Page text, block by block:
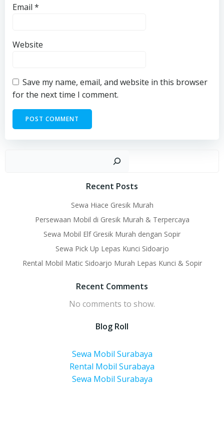
Email *
Website
Save my name, email, and website in this browser
for the next time I comment.
Recent Posts
Sewa Hiace Gresik Murah
Persewaan Mobil di Gresik Murah & Terpercaya
Sewa Mobil Elf Gresik Murah dengan Sopir
Sewa Pick Up Lepas Kunci Sidoarjo
Rental Mobil Matic Sidoarjo Murah Lepas Kunci & Sopir
Recent Comments
No comments to show.
Blog Roll
Sewa Mobil Surabaya
Rental Mobil Surabaya
Sewa Mobil Surabaya